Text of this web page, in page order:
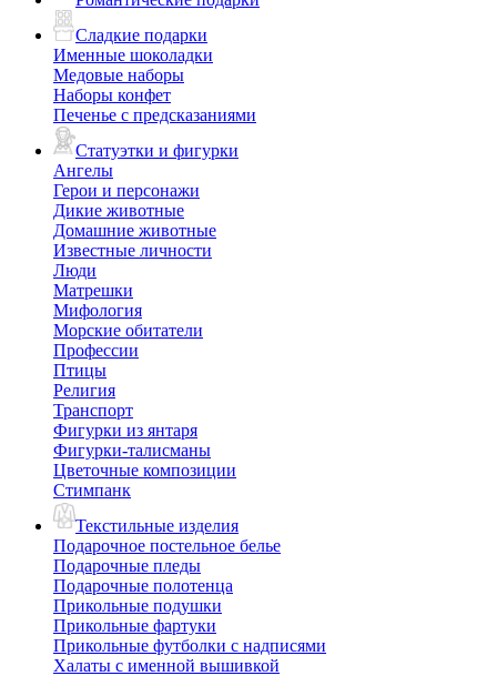
Сладкие подарки
Именные шоколадки
Медовые наборы
Наборы конфет
Печенье с предсказаниями
Статуэтки и фигурки
Ангелы
Герои и персонажи
Дикие животные
Домашние животные
Известные личности
Люди
Матрешки
Мифология
Морские обитатели
Профессии
Птицы
Религия
Транспорт
Фигурки из янтаря
Фигурки-талисманы
Цветочные композиции
Стимпанк
Текстильные изделия
Подарочное постельное белье
Подарочные пледы
Подарочные полотенца
Прикольные подушки
Прикольные фартуки
Прикольные футболки с надписями
Халаты с именной вышивкой